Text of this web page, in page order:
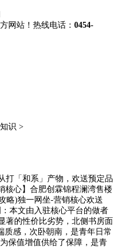
网站！热线电话： 0454-
识 >
「和系」产物，欢送预定品
核心】合肥创霖锦程澜湾售楼
略)独一网坐-营销核心欢送
本文由入驻核心平台的做者
著的性价比劣势，北侧书房面
质感，次卧朝南，是青年日常
保值增值供给了保障，是青